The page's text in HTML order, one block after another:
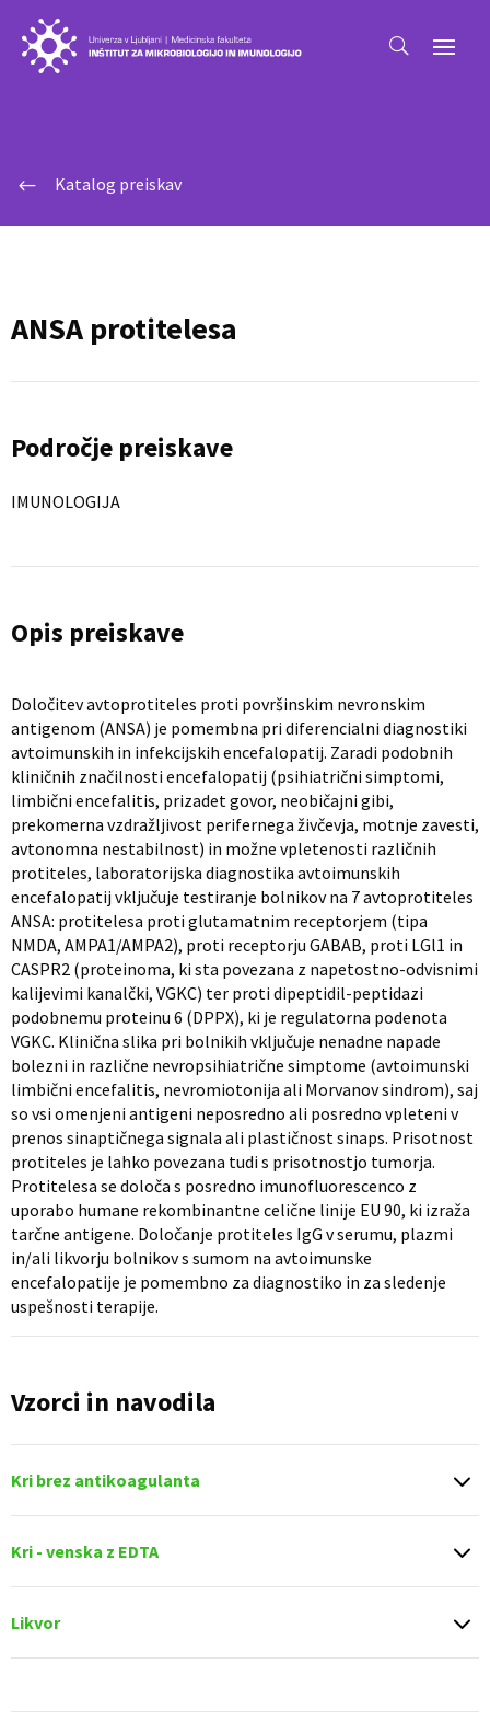
# Katalog preiskav
ANSA protitelesa
Področje preiskave
IMUNOLOGIJA
Opis preiskave
Določitev avtoprotiteles proti površinskim nevronskim
antigenom (ANSA) je pomembna pri diferencialni diagnostiki
avtoimunskih in infekcijskih encefalopatij. Zaradi podobnih
kliničnih značilnosti encefalopatij (psihiatrični simptomi,
limbični encefalitis, prizadet govor, neobičajni gibi,
prekomerna vzdražljivost perifernega živčevja, motnje zavesti,
avtonomna nestabilnost) in možne vpletenosti različnih
protiteles, laboratorijska diagnostika avtoimunskih
encefalopatij vključuje testiranje bolnikov na 7 avtoprotiteles
ANSA: protitelesa proti glutamatnim receptorjem (tipa
NMDA, AMPA1/AMPA2), proti receptorju GABAB, proti LGl1 in
CASPR2 (proteinoma, ki sta povezana z napetostno-odvisnimi
kalijevimi kanalčki, VGKC) ter proti dipeptidil-peptidazi
podobnemu proteinu 6 (DPPX), ki je regulatorna podenota
VGKC. Klinična slika pri bolnikih vključuje nenadne napade
bolezni in različne nevropsihiatrične simptome (avtoimunski
limbični encefalitis, nevromiotonija ali Morvanov sindrom), saj
so vsi omenjeni antigeni neposredno ali posredno vpleteni v
prenos sinaptičnega signala ali plastičnost sinaps. Prisotnost
protiteles je lahko povezana tudi s prisotnostjo tumorja.
Protitelesa se določa s posredno imunofluorescenco z
uporabo humane rekombinantne celične linije EU 90, ki izraža
tarčne antigene. Določanje protiteles IgG v serumu, plazmi
in/ali likvorju bolnikov s sumom na avtoimunske
encefalopatije je pomembno za diagnostiko in za sledenje
uspešnosti terapije.
Vzorci in navodila
Kri brez antikoagulanta
Kri - venska z EDTA
Likvor